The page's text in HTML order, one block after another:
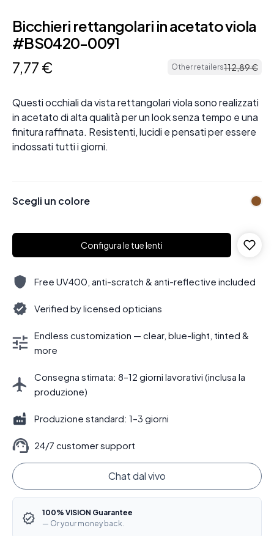
Bicchieri rettangolari in acetato viola
#BS0420-0091
7,77 € Other retailers112,89€
Questi occhiali da vista rettangolari viola sono realizzati
in acetato di alta qualità per un look senza tempo e una
finitura raffinata. Resistenti, lucidi e pensati per essere
indossati tutti i giorni.
Scegli un colore
Configura le tue lenti
Free UV400, anti-scratch & anti-reflective included
Verified by licensed opticians
Endless customization — clear, blue-light, tinted &
more
Consegna stimata: 8–12 giorni lavorativi (inclusa la
produzione)
Produzione standard: 1–3 giorni
24/7 customer support
Chat dal vivo
100% VISION Guarantee
— Or your money back.